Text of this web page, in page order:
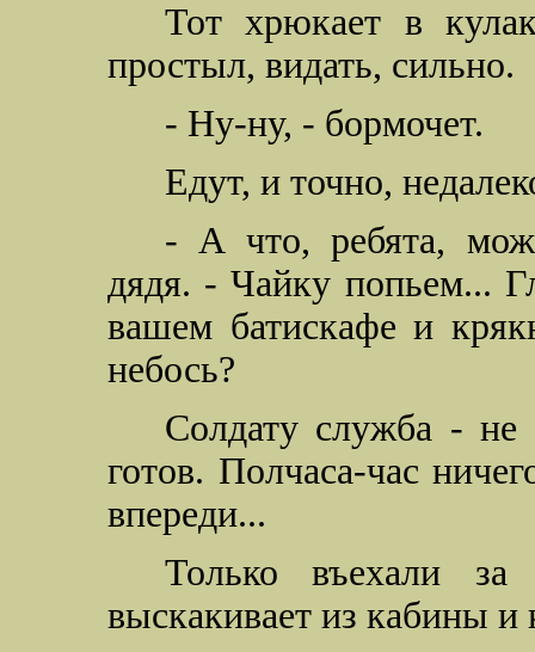
Тот хрюкает в
простыл, видать, сильно.
- Ну-ну, - бормочет.
Едут, и точно,
- А что, ребята,
дядя. - Чайку попьем...
вашем батискафе и
небось?
Солдату служба -
готов. Полчаса-час
впереди...
Только въехали
выскакивает из кабины